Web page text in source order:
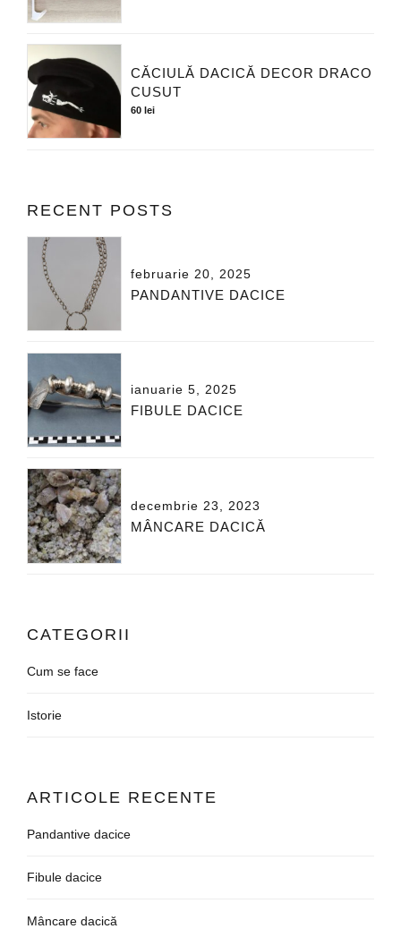
CĂCIULĂ DACICĂ DECOR DRACO
CUSUT
60 lei
RECENT POSTS
februarie 20, 2025
PANDANTIVE DACICE
ianuarie 5, 2025
FIBULE DACICE
decembrie 23, 2023
MÂNCARE DACICĂ
CATEGORII
Cum se face
Istorie
ARTICOLE RECENTE
Pandantive dacice
Fibule dacice
Mâncare dacică